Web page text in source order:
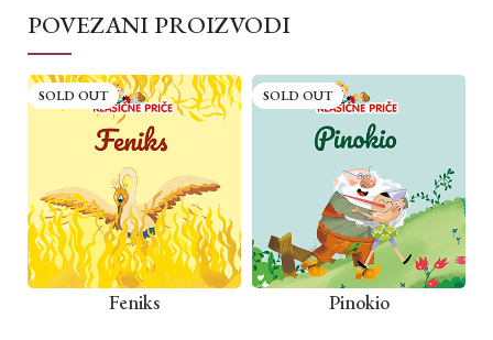
POVEZANI PROIZVODI
SOLD OUT
Feniks
SOLD OUT
Pinokio